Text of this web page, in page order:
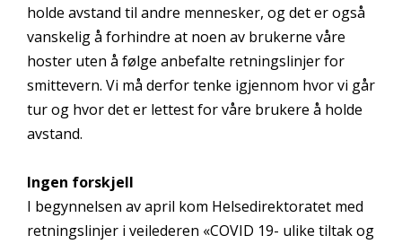
holde avstand til andre mennesker, og det er også
vanskelig å forhindre at noen av brukerne våre
hoster uten å følge anbefalte retningslinjer for
smittevern. Vi må derfor tenke igjennom hvor vi går
tur og hvor det er lettest for våre brukere å holde
avstand.
Ingen forskjell
I begynnelsen av april kom Helsedirektoratet med
retningslinjer i veilederen «COVID 19- ulike tiltak og